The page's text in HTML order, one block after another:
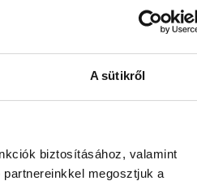
A sütikről
biztosításához, valamint
megosztjuk a